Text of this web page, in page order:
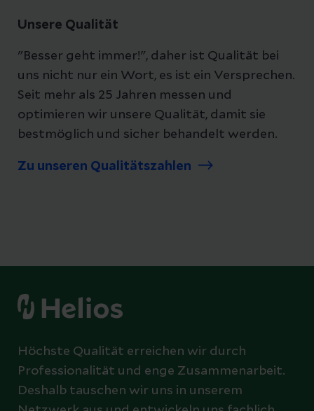
Unsere Qualität
"Besser geht immer!", daher ist Qualität bei
uns nicht nur ein Wort, es ist ein Versprechen.
Seit mehr als 25 Jahren messen und
optimieren wir unsere Qualität, damit sie
bestmöglich und sicher behandelt werden.
Zu unseren Qualitätszahlen
Höchste Qualität erreichen wir durch
Professionalität und enge Zusammenarbeit.
Deshalb tauschen wir uns in unserem